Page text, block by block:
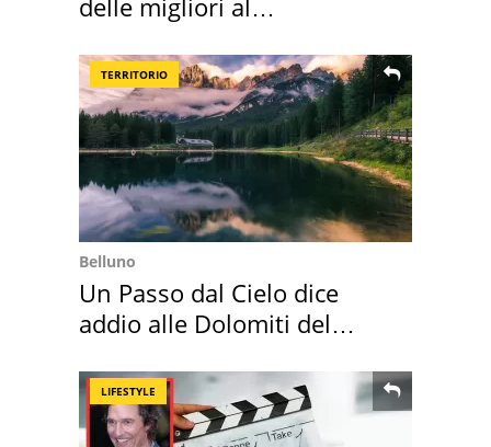
TERRITORIO
Belluno
Un Passo dal Cielo dice
addio alle Dolomiti del
LIFESTYLE